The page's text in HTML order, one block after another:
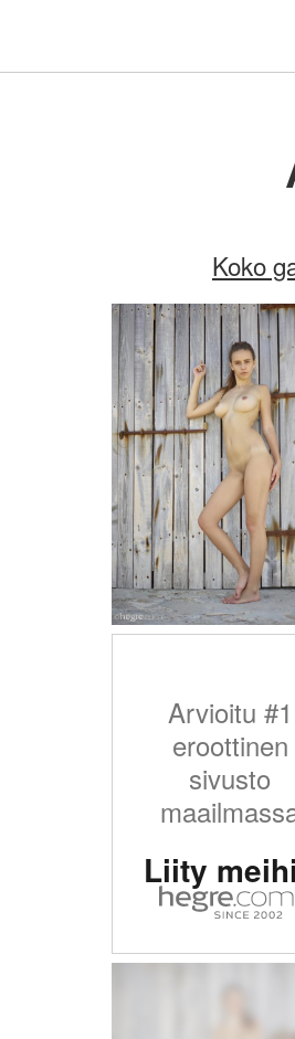
Koko
Arvioitu #1
eroottinen
sivusto
Liity